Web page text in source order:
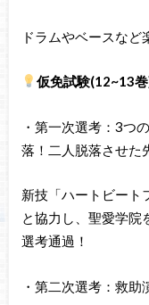
ドラムやベースなど
仮免試験(12~13
・第一次選考：3つ
落！二人脱落させた
新技「ハートビート
と協力し、聖愛学院
選考通過！
・第二次選考：救助